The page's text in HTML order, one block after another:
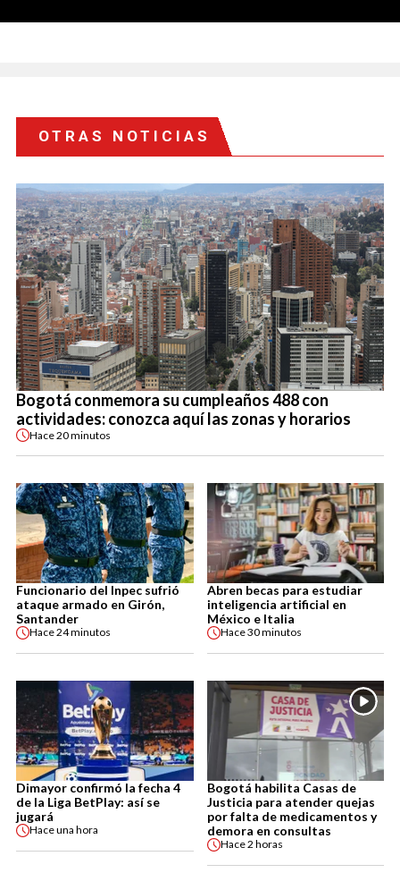
OTRAS NOTICIAS
Bogotá conmemora su cumpleaños 488 con
actividades: conozca aquí las zonas y horarios
Hace20 minutos
Funcionario del Inpec sufrió
ataque armado en Girón,
Santander
Hace24 minutos
Abren becas para estudiar
inteligencia artificial en
México e Italia
Hace30 minutos
Dimayor confirmó la fecha 4
de la Liga BetPlay: así se
jugará
Haceuna hora
Bogotá habilita Casas de
Justicia para atender quejas
por falta de medicamentos y
demora en consultas
Hace2 horas